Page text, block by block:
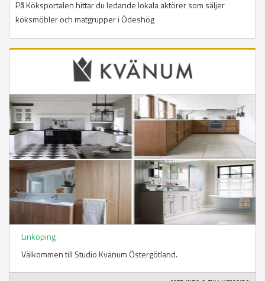
På Köksportalen hittar du ledande lokala aktörer som säljer
köksmöbler och matgrupper i Ödeshög
Linköping
Välkommen till Studio Kvänum Östergötland.